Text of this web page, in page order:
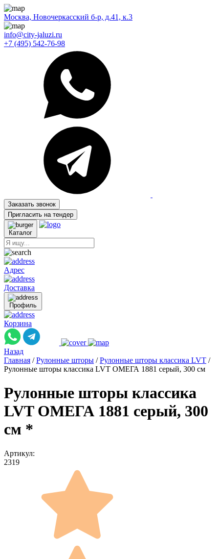
Москва, Новочеркасский б-р, д.41, к.3
info@city-jaluzi.ru
+7 (495) 542-76-98
Заказать звонок
Пригласить на тендер
Каталог
Адрес
Доставка
Профиль
Корзина
Назад
Главная / Рулонные шторы / Рулонные шторы классика LVT /
Рулонные шторы классика LVT ОМЕГА 1881 серый, 300 см
Рулонные шторы классика
LVT ОМЕГА 1881 серый, 300
см *
Артикул:
2319